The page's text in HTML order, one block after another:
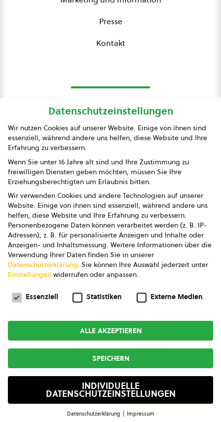
Presse
Kontakt
Presse
Impressum
Datenschutz
AGB
AGB Marketing GmbH
AGB Bildung
Newsletter
Copyright © 2026bio austria
Datenschutzeinstellungen
Wir nutzen Cookies auf unserer Website. Einige von ihnen sind
essenziell, während andere uns helfen, diese Website und Ihre
Erfahrung zu verbessern.
Wenn Sie unter 16 Jahre alt sind und Ihre Zustimmung zu
freiwilligen Diensten geben möchten, müssen Sie Ihre
Erziehungsberechtigten um Erlaubnis bitten.
Wir verwenden Cookies und andere Technologien auf unserer
Website. Einige von ihnen sind essenziell, während andere uns
helfen, diese Website und Ihre Erfahrung zu verbessern.
Personenbezogene Daten können verarbeitet werden (z. B. IP-
Adressen), z. B. für personalisierte Anzeigen und Inhalte oder
Anzeigen- und Inhaltsmessung. Weitere Informationen über die
Verwendung Ihrer Daten finden Sie in unserer
Datenschutzerklärung. Sie können Ihre Auswahl jederzeit unter
Einstellungen widerrufen oder anpassen.
Datenschutzeinstellungen
Essenziell Statistiken Externe Medien
ALLE AKZEPTIEREN
SPEICHERN
INDIVIDUELLE
DATENSCHUTZEINSTELLUNGEN
Datenschutzerklärung Impressum